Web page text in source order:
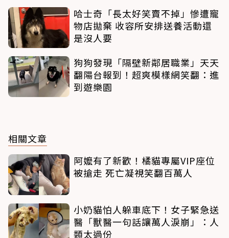
哈士奇「長太好笑賣不掉」慘遭寵
物店拋棄 收容所安排送養活動還
是沒人要
狗狗發現「隔壁新鄰居職業」天天
翻陽台報到！超爽模樣網笑翻：進
到遊樂園
相關文章
阿嬤有了新歡！橘貓專屬VIP座位
被搶走 死亡凝視笑翻百萬人
小奶貓怕人躲車底下！女子緊急送
醫「獸醫一句話讓萬人淚崩」：人
類太過份